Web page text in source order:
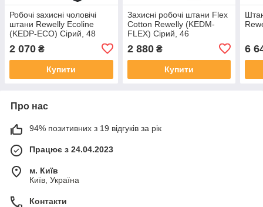
Робочі захисні чоловічі
штани Rewelly Ecoline
(KEDP-ECO) Сірий, 48
2 070 ₴
Купити
Захисні робочі штани Flex
Cotton Rewelly (KEDM-
FLEX) Сірий, 46
2 880₴
Купити
6
Про нас
94% позитивних з 19 відгуків за рік
Працює з 24.04.2023
м. Київ
Київ, Україна
Контакти